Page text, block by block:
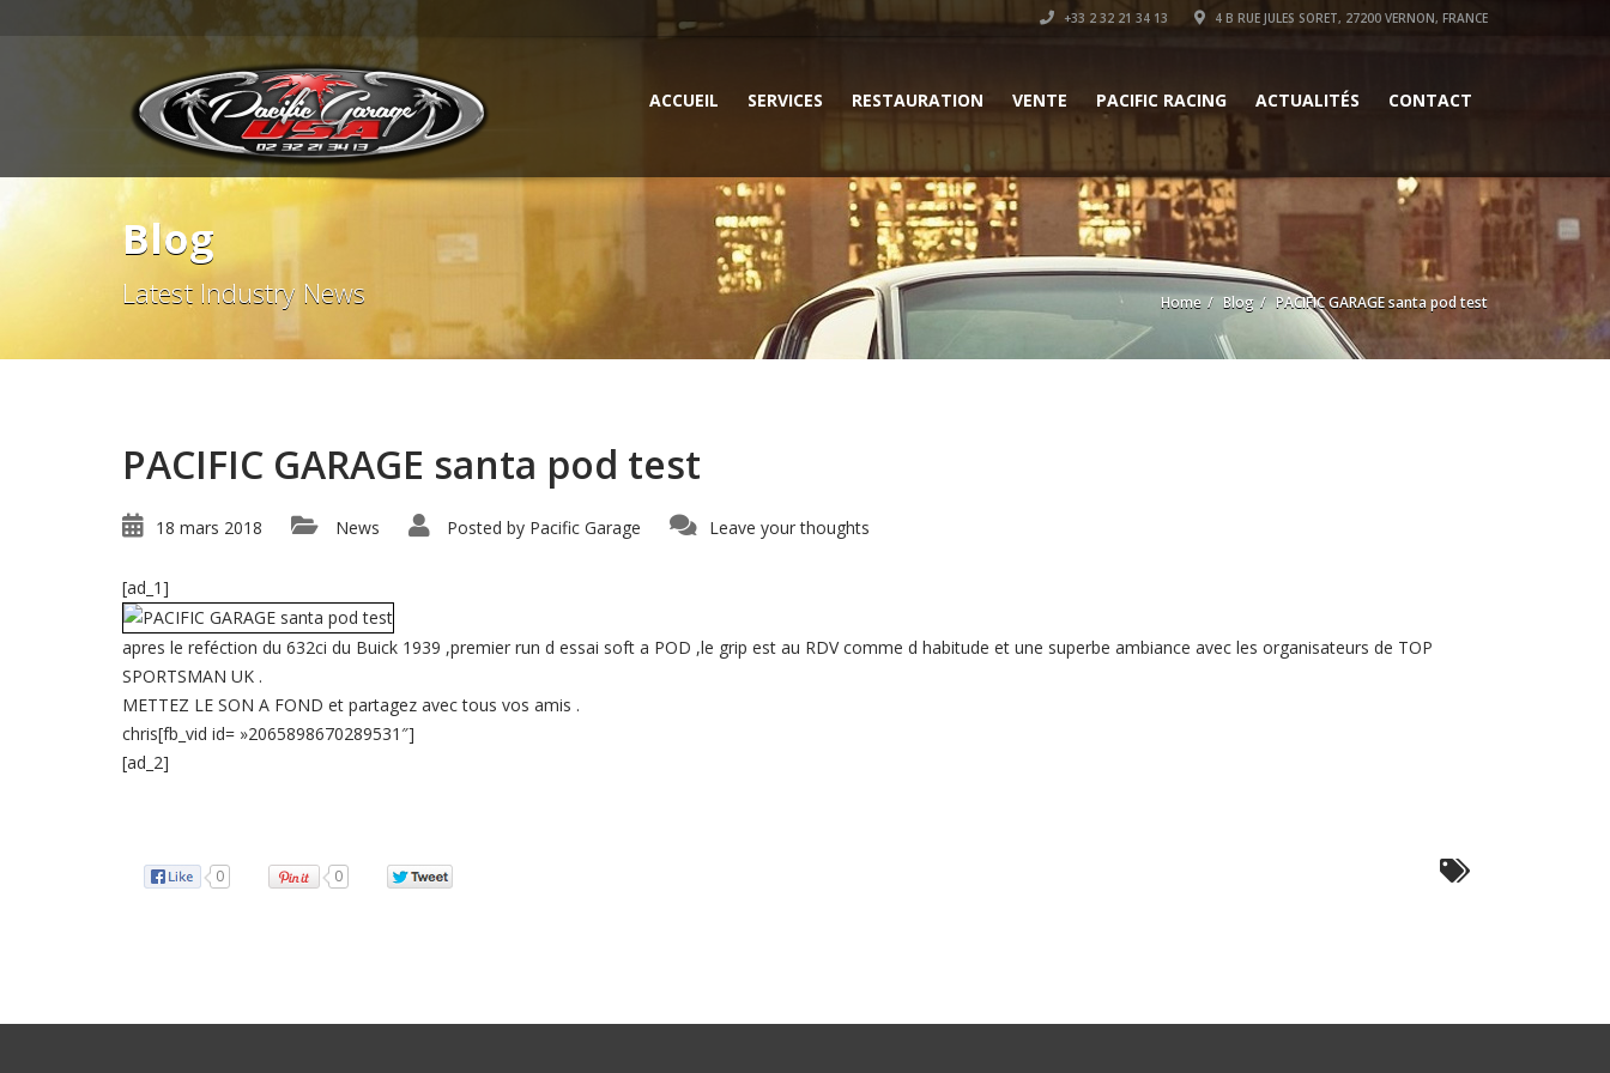
+33 2 32 21 34 13 4 B RUE JULES SORET, 27200 VERNON, FRANCE
ACCUEIL SERVICES RESTAURATION VENTE PACIFIC RACING ACTUALITÉS CONTACT
Blog
Latest Industry News Home Blog PACIFIC GARAGE santa pod test
PACIFIC GARAGE santa pod test
18 mars 2018 News Posted by Pacific Garage Leave your thoughts
[ad_1]
apres le reféction du 632ci du Buick 1939 ,premier run d essai soft a POD ,le grip est au RDV comme d habitude et une superbe ambiance avec les organisateurs de TOP
SPORTSMAN UK .
METTEZ LE SON A FOND et partagez avec tous vos amis .
chris[fb_vid id= »2065898670289531″]
[ad_2]
0 0